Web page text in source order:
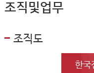
조직및업무
조직도
한국